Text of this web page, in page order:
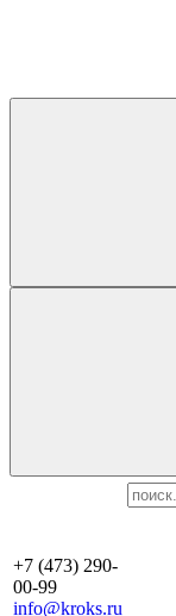
+7 (473) 290-
00-99
info@kroks.ru